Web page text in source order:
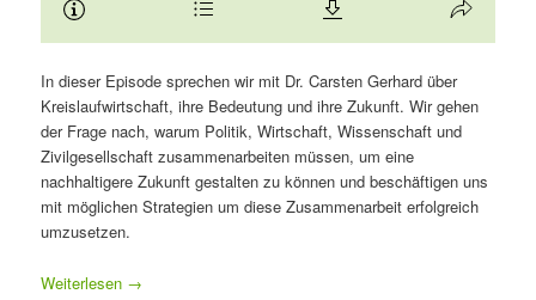
In dieser Episode sprechen wir mit Dr. Carsten Gerhard über
Kreislaufwirtschaft, ihre Bedeutung und ihre Zukunft. Wir gehen
der Frage nach, warum Politik, Wirtschaft, Wissenschaft und
Zivilgesellschaft zusammenarbeiten müssen, um eine
nachhaltigere Zukunft gestalten zu können und beschäftigen uns
mit möglichen Strategien um diese Zusammenarbeit erfolgreich
umzusetzen.
Weiterlesen →